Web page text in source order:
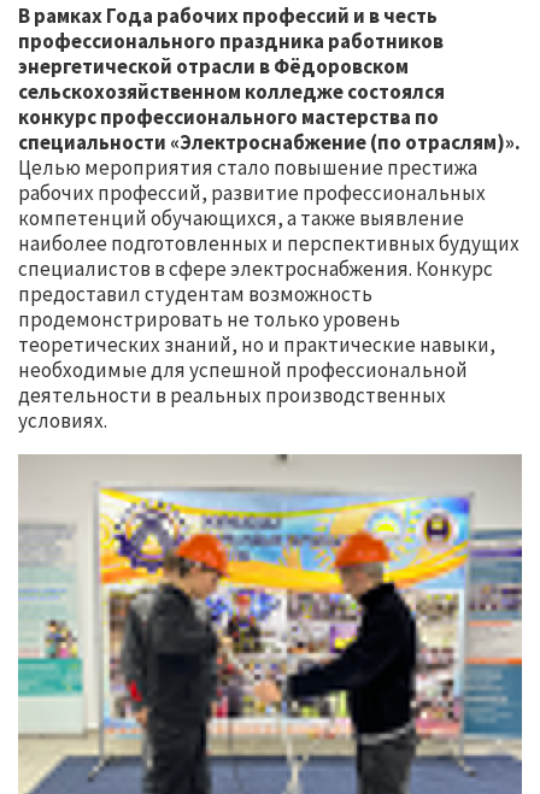
В рамках Года рабочих профессий и в честь
профессионального праздника работников
энергетической отрасли в Фёдоровском
сельскохозяйственном колледже состоялся
конкурс профессионального мастерства по
специальности «Электроснабжение (по отраслям)».
Целью мероприятия стало повышение престижа
рабочих профессий, развитие профессиональных
компетенций обучающихся, а также выявление
наиболее подготовленных и перспективных будущих
специалистов в сфере электроснабжения. Конкурс
предоставил студентам возможность
продемонстрировать не только уровень
теоретических знаний, но и практические навыки,
необходимые для успешной профессиональной
деятельности в реальных производственных
условиях.